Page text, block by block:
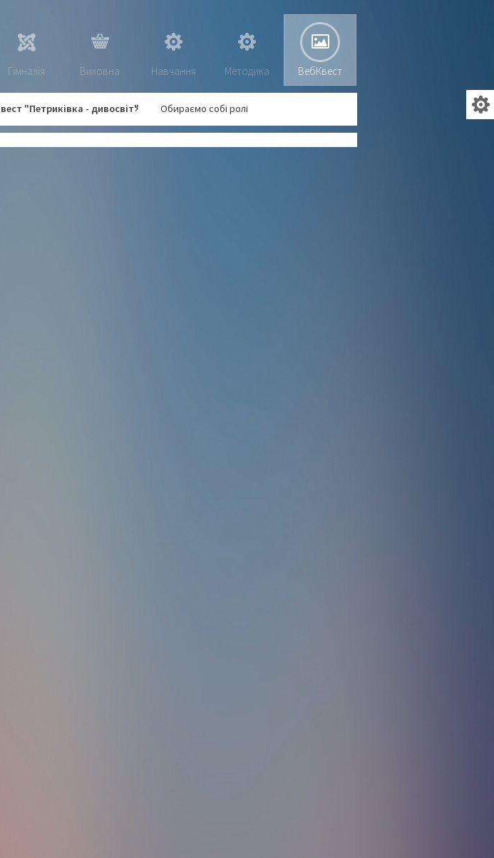
Гімназія Виховна Навчання Методика ВебКвест
"Петриківка - дивосвіт" Обираємо собі ролі